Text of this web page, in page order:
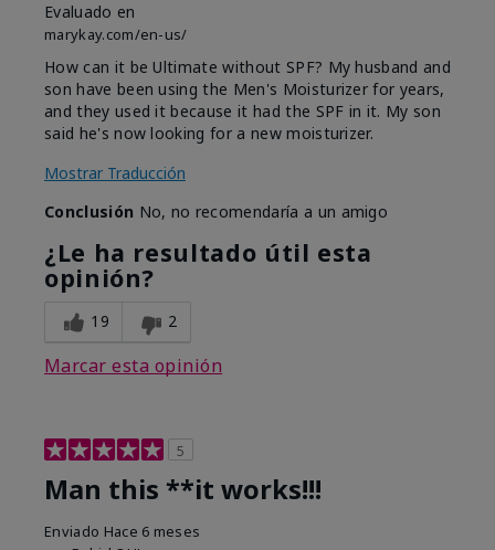
Evaluado en
marykay.com/en-us/
How can it be Ultimate without SPF? My husband and
son have been using the Men's Moisturizer for years,
and they used it because it had the SPF in it. My son
said he's now looking for a new moisturizer.
Mostrar Traducción
Conclusión No, no recomendaría a un amigo
¿Le ha resultado útil esta
opinión?
19 2
Marcar esta opinión
5
Man this **it works!!!
Enviado Hace 6 meses